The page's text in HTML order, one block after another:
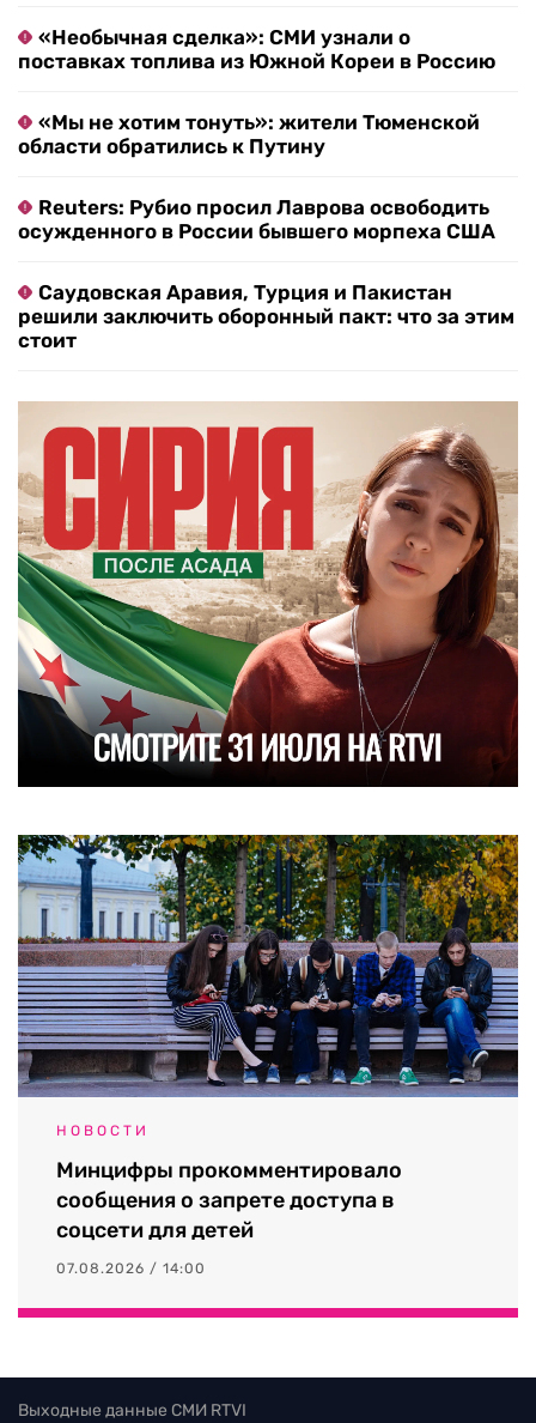
«Необычная сделка»: СМИ узнали о
поставках топлива из Южной Кореи в Россию
«Мы не хотим тонуть»: жители Тюменской
области обратились к Путину
Reuters: Рубио просил Лаврова освободить
осужденного в России бывшего морпеха США
Саудовская Аравия, Турция и Пакистан
решили заключить оборонный пакт: что за этим
стоит
НОВОСТИ
Минцифры прокомментировало
сообщения о запрете доступа в
соцсети для детей
07.08.2026 / 14:00
Выходные данные СМИ RTVI